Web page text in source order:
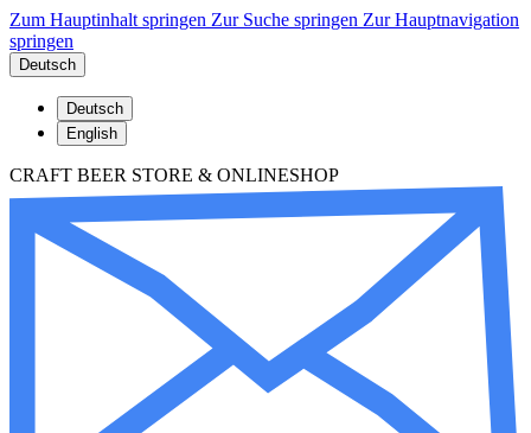
Zum Hauptinhalt springen Zur Suche springen Zur Hauptnavigation
springen
Deutsch
Deutsch
English
CRAFT BEER STORE & ONLINESHOP